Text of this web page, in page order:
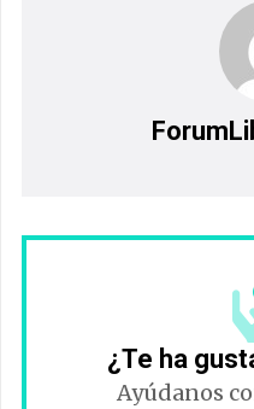
¿Te ha
Ayúdanos